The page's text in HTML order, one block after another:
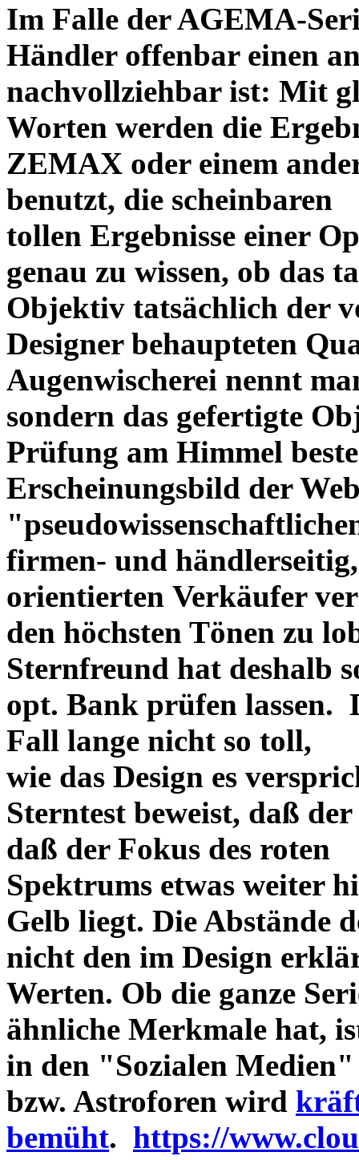
Im Falle der AGEMA-
Händler offenbar einen
nachvollziehbar ist: Mit
Worten werden die
ZEMAX oder einem
benutzt, die scheinbaren
tollen Ergebnisse einer
genau zu wissen, ob das
Objektiv tatsächlich der
Designer behaupteten
Augenwischerei nennt
sondern das gefertigte
Prüfung am Himmel
Erscheinungsbild der
firmen- und
orientierten Verkäufer
den höchsten Tönen zu
Sternfreund hat deshalb
opt. Bank prüfen lassen.
Fall lange nicht so toll,
wie das Design es
Sterntest beweist, daß
daß der Fokus des roten
Spektrums etwas weiter
Gelb liegt. Die Abstände
nicht den im Design
Werten. Ob die ganze
ähnliche Merkmale hat,
in den "Sozialen Medien"
bzw. Astroforen wird
bemüht. https://